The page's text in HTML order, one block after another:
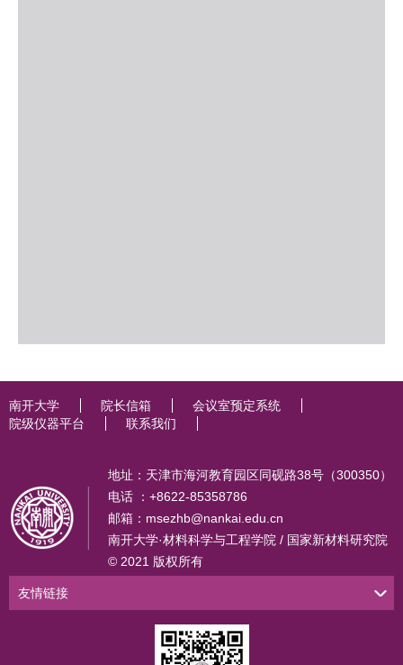
南开大学 院长信箱
会议室预定系统
院级仪器平台
联系我们
地址：天津市海河教育园区同砚路38号（300350）
电话 ：+8622-85358786
邮箱：msezhb@nankai.edu.cn
南开大学·材料科学与工程学院 / 国家新材料研究院
© 2021 版权所有
友情链接